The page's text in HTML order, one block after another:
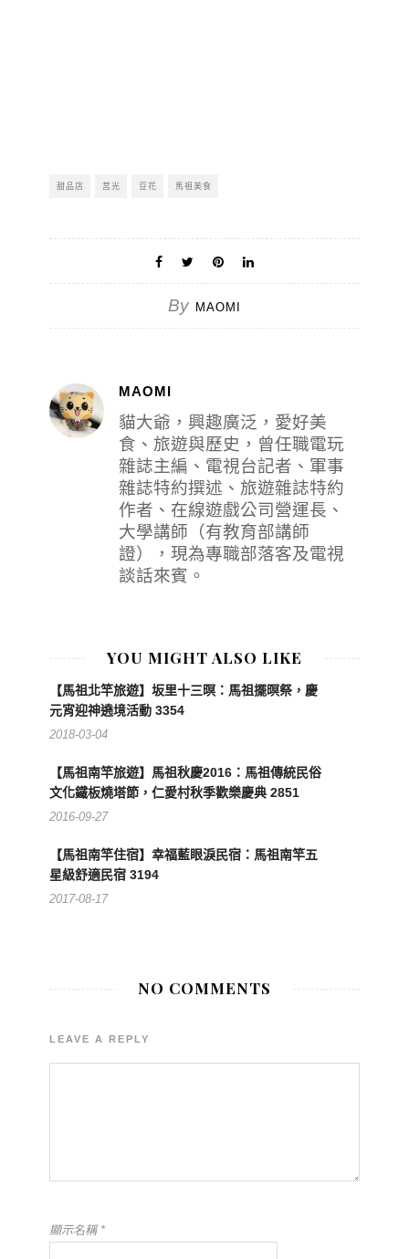
甜品店 莒光 豆花 馬祖美食
By MAOMI
MAOMI
貓大爺，興趣廣泛，愛好美
食、旅遊與歷史，曾任職電玩
雜誌主編、電視台記者、軍事
雜誌特約撰述、旅遊雜誌特約
作者、在線遊戲公司營運長、
大學講師（有教育部講師
證），現為專職部落客及電視
談話來賓。
YOU MIGHT ALSO LIKE
【馬祖北竿旅遊】坂里十三暝：馬祖擺暝祭，慶
元宵迎神遶境活動 3354
2018-03-04
【馬祖南竿旅遊】馬祖秋慶2016：馬祖傳統民俗
文化鐵板燒塔節，仁愛村秋季歡樂慶典 2851
2016-09-27
【馬祖南竿住宿】幸福藍眼淚民宿：馬祖南竿五
星級舒適民宿 3194
2017-08-17
NO COMMENTS
LEAVE A REPLY
顯示名稱 *